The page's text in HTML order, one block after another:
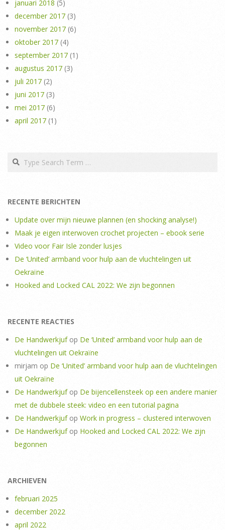
januari 2018 (5)
december 2017 (3)
november 2017 (6)
oktober 2017 (4)
september 2017 (1)
augustus 2017 (3)
juli 2017 (2)
juni 2017 (3)
mei 2017 (6)
april 2017 (1)
Search
RECENTE BERICHTEN
Update over mijn nieuwe plannen (en shocking analyse!)
Maak je eigen interwoven crochet projecten – ebook serie
Video voor Fair Isle zonder lusjes
De ‘United’ armband voor hulp aan de vluchtelingen uit
Oekraïne
Hooked and Locked CAL 2022: We zijn begonnen
RECENTE REACTIES
De Handwerkjufop De ‘United’ armband voor hulp aan de
vluchtelingen uit Oekraïne
mirjam op De ‘United’ armband voor hulp aan de vluchtelingen
uit Oekraïne
De Handwerkjufop De bijencellensteek op een andere manier
met de dubbele steek: video en een tutorial pagina
De Handwerkjufop Work in progress – clustered interwoven
De Handwerkjufop Hooked and Locked CAL 2022: We zijn
begonnen
ARCHIEVEN
februari 2025
december 2022
april 2022